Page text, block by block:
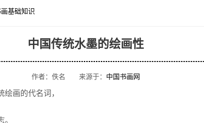
基础知识
中国传统水墨的绘画性
作者：佚名 来源于： 中国书画网
画的代名词，